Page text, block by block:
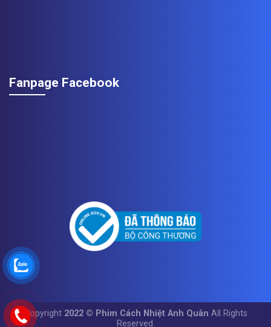
Fanpage Facebook
Copyright 2022 © Phim Cách Nhiệt Anh Quân All Rights
Reserved.